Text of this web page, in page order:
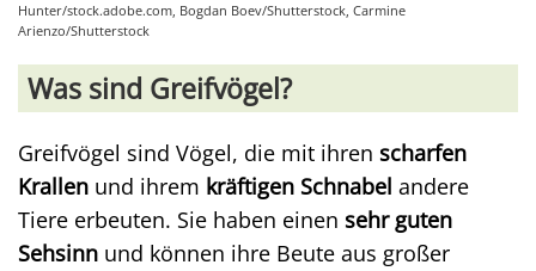
Hunter/stock.adobe.com, Bogdan Boev/Shutterstock, Carmine
Arienzo/Shutterstock
Was sind Greifvögel?
Greifvögel sind Vögel, die mit ihren scharfen
Krallen und ihrem kräftigen Schnabel andere
Tiere erbeuten. Sie haben einen sehr guten
Sehsinn und können ihre Beute aus großer